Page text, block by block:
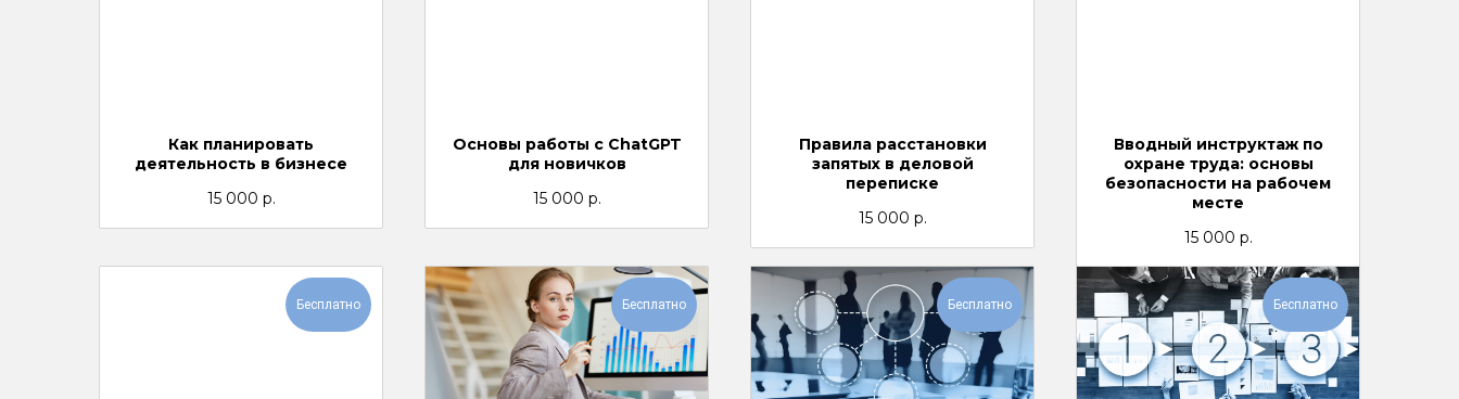
Как планировать
деятельность в бизнесе
15 000 р.
Основы работы с ChatGPT
для новичков
15 000 р.
Правила расстановки
запятых в деловой
переписке
15 000 р.
Вводный инструктаж по
охране труда: основы
безопасности на рабочем
месте
15 000 р.
Бесплатно Бесплатно Бесплатно Бесплатно